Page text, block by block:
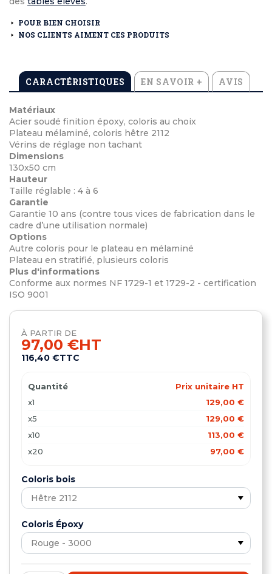
POUR BIEN CHOISIR
NOS CLIENTS AIMENT CES PRODUITS
CARACTÉRISTIQUES EN SAVOIR + AVIS
Matériaux
Acier soudé finition époxy, coloris au choix
Plateau mélaminé, coloris hêtre 2112
Vérins de réglage non tachant
Dimensions
130x50 cm
Hauteur
Taille réglable : 4 à 6
Garantie
Garantie 10 ans (contre tous vices de fabrication dans le
cadre d’une utilisation normale)
Options
Autre coloris pour le plateau en mélaminé
Plateau en stratifié, plusieurs coloris
Plus d'informations
Conforme aux normes NF 1729-1 et 1729-2 - certification
ISO 9001
À PARTIR DE
97,00 €HT
116,40 €TTC
Quantité
Prix unitaire HT
x1
129,00 €
x5
129,00 €
x10
113,00 €
x20
97,00 €
Coloris bois
Coloris Époxy